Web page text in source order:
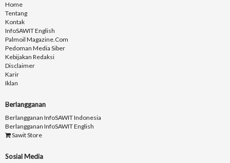
Home
Tentang
Kontak
InfoSAWIT English
Palmoil Magazine.com
Pedoman Media Siber
Kebijakan Redaksi
Disclaimer
Karir
Iklan
Berlangganan
Berlangganan InfoSAWIT Indonesia
Berlangganan InfoSAWIT English
Sawit Store
Sosial Media